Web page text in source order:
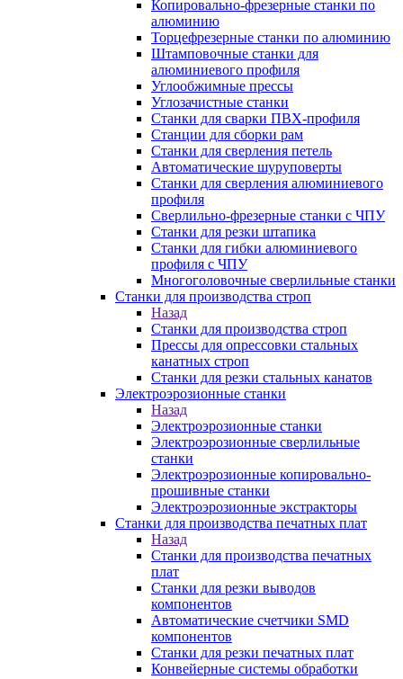
Копировально-фрезерные станки по
алюминию
Торцефрезерные станки по алюминию
Штамповочные станки для
алюминиевого профиля
Углообжимные прессы
Углозачистные станки
Станки для сварки ПВХ-профиля
Станции для сборки рам
Станки для сверления петель
Автоматические шуруповерты
Станки для сверления алюминиевого
профиля
Сверлильно-фрезерные станки с ЧПУ
Станки для резки штапика
Станки для гибки алюминиевого
профиля с ЧПУ
Многоголовочные сверлильные станки
Станки для производства строп
Назад
Станки для производства строп
Прессы для опрессовки стальных
канатных строп
Станки для резки стальных канатов
Электроэрозионные станки
Назад
Электроэрозионные станки
Электроэрозионные сверлильные
станки
Электроэрозионные копировально-
прошивные станки
Электроэрозионные экстракторы
Станки для производства печатных плат
Назад
Станки для производства печатных
плат
Станки для резки выводов
компонентов
Автоматические счетчики SMD
компонентов
Станки для резки печатных плат
Конвейерные системы обработки